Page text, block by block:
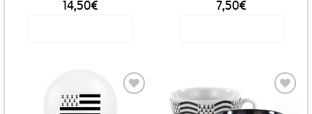
14,50€ 7,50€